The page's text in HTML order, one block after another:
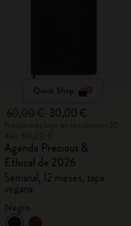
Quick Shop
30,00 €
Agenda Precious &
Ethical de 2026
Semanal, 12 meses, tapa
vegana